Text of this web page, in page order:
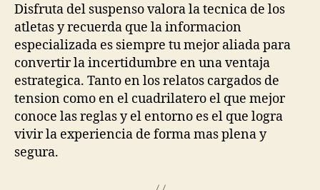
Disfruta del suspenso valora la tecnica de los
atletas y recuerda que la informacion
especializada es siempre tu mejor aliada para
convertir la incertidumbre en una ventaja
estrategica. Tanto en los relatos cargados de
tension como en el cuadrilatero el que mejor
conoce las reglas y el entorno es el que logra
vivir la experiencia de forma mas plena y
segura.